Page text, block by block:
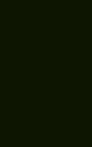
人乗り 自動折
す❗